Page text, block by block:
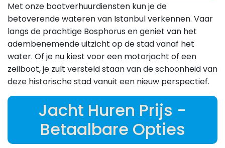
Met onze bootverhuurdiensten kun je de
betoverende wateren van Istanbul verkennen. Vaar
langs de prachtige Bosphorus en geniet van het
adembenemende uitzicht op de stad vanaf het
water. Of je nu kiest voor een motorjacht of een
zeilboot, je zult versteld staan van de schoonheid van
deze historische stad vanuit een nieuw perspectief.
Jacht Huren Prijs -
Betaalbare Opties